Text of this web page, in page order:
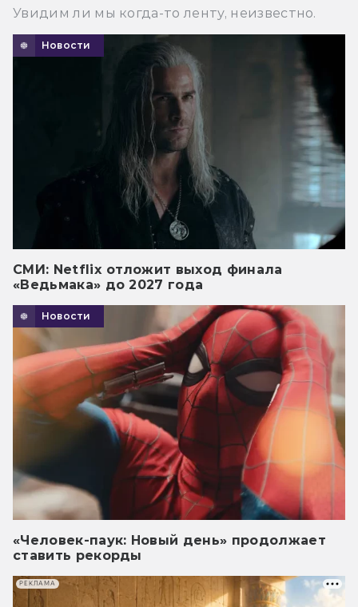
Увидим ли мы когда-то ленту, неизвестно.
Новости
СМИ: Netflix отложит выход финала
«Ведьмака» до 2027 года
Новости
«Человек-паук: Новый день» продолжает
ставить рекорды
РЕКЛАМА